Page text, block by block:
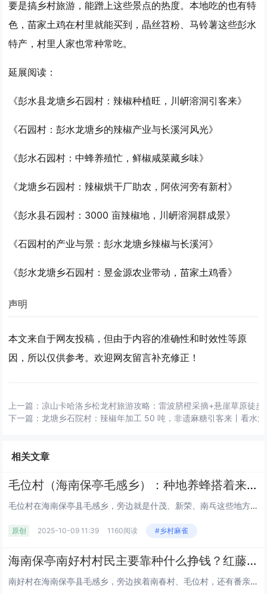
要是搞乡村旅游，能蹭上这些景点的热度。本地吃的也有特
色，苗家土鸡在村里就能买到，晶丝苕粉、马铃薯这些彭水
特产，村里人家也常种常吃。
延展阅读：
《彭水县龙塘乡石园村：辣椒种植旺，川岍溶洞引客来》
《石园村：彭水龙塘乡的辣椒产业与长溪河风光》
《彭水石园村：中蜂养殖忙，鲜椒咸菜藏乡味》
《龙塘乡石园村：辣椒烘干厂助农，阿依河旁有新村》
《彭水县石园村：3000 亩辣椒地，川岍溶洞群成景》
《石园村的产业与景：彭水龙塘乡辣椒与长溪河》
《彭水龙塘乡石园村：昱金源农业带动，苗家土鸡香》
声明
本文来自于网友投稿，但由于内容的准确性和时效性等原
因，所以仅供参考。欢迎网友留言补充修正！
上一篇：凉山卡哈洛乡松龙村旅游攻略：雷波脐橙采摘+悬崖草原徒
下一篇：龙塘乡石院村：辣椒年加工 50 吨，非遗麻糖引客来丨看水
相关文章
毛位村（海南保亭毛感乡）：种地养蜂搭着来，周边呀诺达、千龙洞好逛，生活便利有快递站
毛位村在海南保亭县毛感乡，旁边就是什茂、新荣、南乓这些地方，贺茂岭的树长得密，把村子围在里头。全村大概八百来号人，分在...
原创 2025-10-09 11:39 1160阅读 #乡村麻雀
海南保亭南好村村民主要靠种什么挣钱？红藤和益智种了多少亩？作为国家森林乡村，生态环境到底怎么样？
南好村在海南保亭县毛感乡，旁边挨着南春村、毛位村，还有番亲、赛龙村这几个地方，村委会到乡政府差不多 9 公里路。全村有...